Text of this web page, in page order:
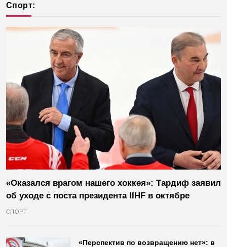
Спорт:
«Оказался врагом нашего хоккея»: Тардиф заявил
об уходе с поста президента IIHF в октябре
СПОРТ
«Перспектив по возвращению нет»: в